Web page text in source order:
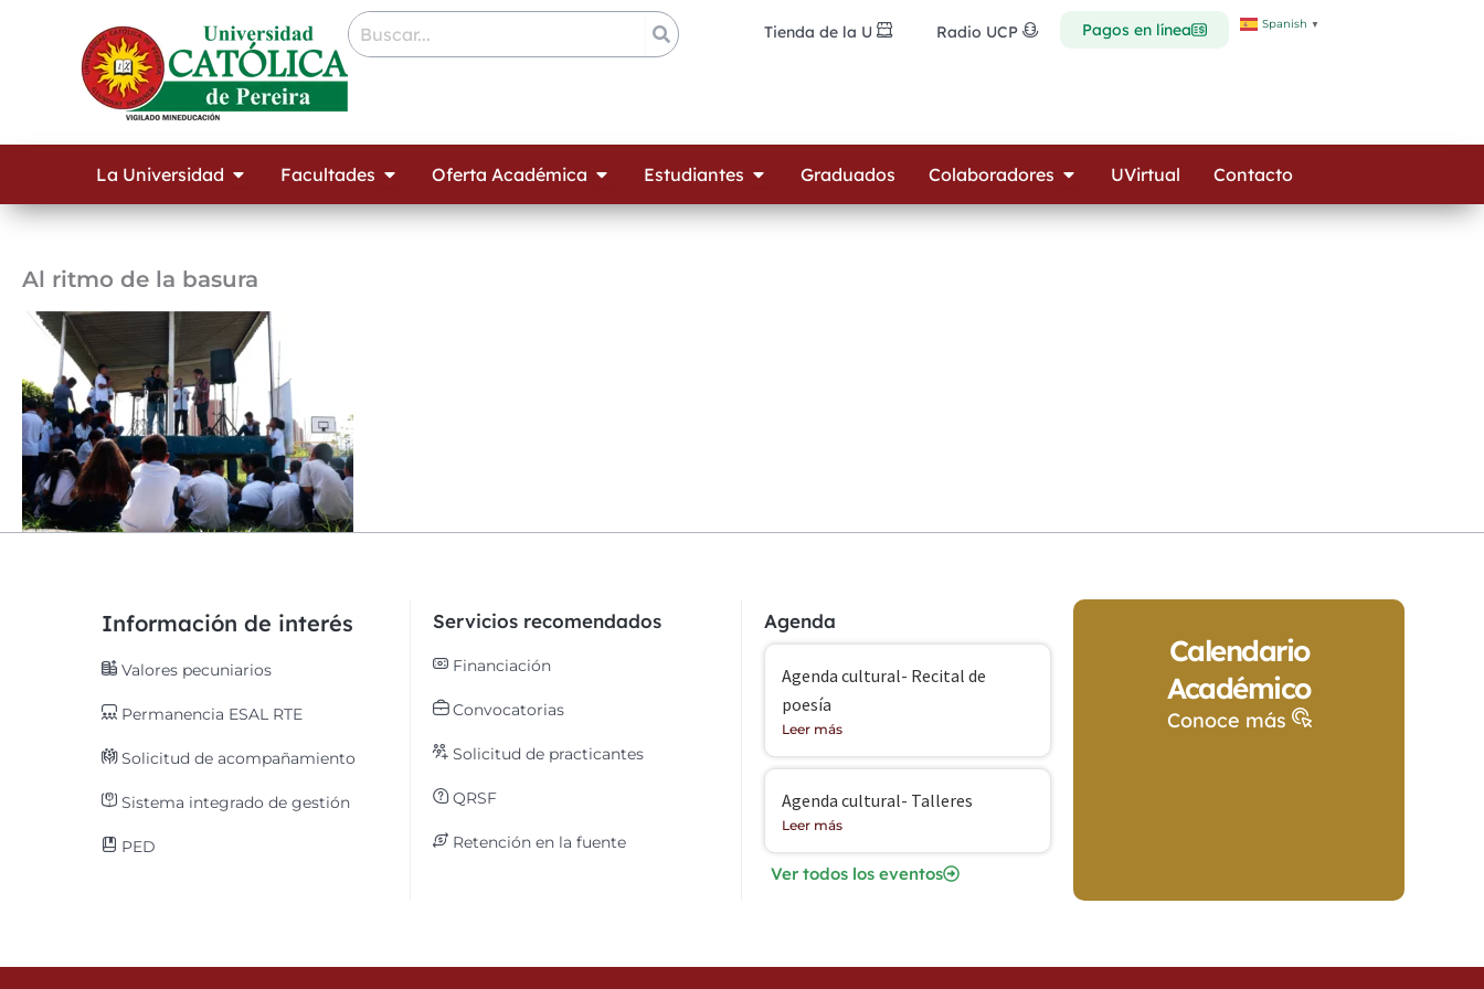
Tienda de la U Radio UCP Pagos en línea Spanish ▼
La Universidad Open La Universidad
Facultades Open Facultades
Oferta Académica Open Oferta Académica
Estudiantes Open Estudiantes
Graduados Colaboradores Open Colaboradores
UVirtual Contacto
Al ritmo de la basura
Información de interés
Valores pecuniarios
Permanencia ESAL RTE
Solicitud de acompañamiento
Sistema integrado de gestión
PED
Servicios recomendados
Financiación
Convocatorias
Solicitud de practicantes
QRSF
Retención en la fuente
Agenda
Agenda cultural- Recital de
poesía
Leer más
Agenda cultural- Talleres
Leer más
Ver todos los eventos
Calendario
Académico
Conoce más